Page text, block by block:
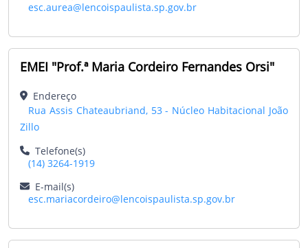
esc.aurea@lencoispaulista.sp.gov.br
EMEI "Prof.ª Maria Cordeiro Fernandes Orsi"
Endereço
Rua Assis Chateaubriand, 53 - Núcleo Habitacional João
Zillo
Telefone(s)
(14) 3264-1919
E-mail(s)
esc.mariacordeiro@lencoispaulista.sp.gov.br